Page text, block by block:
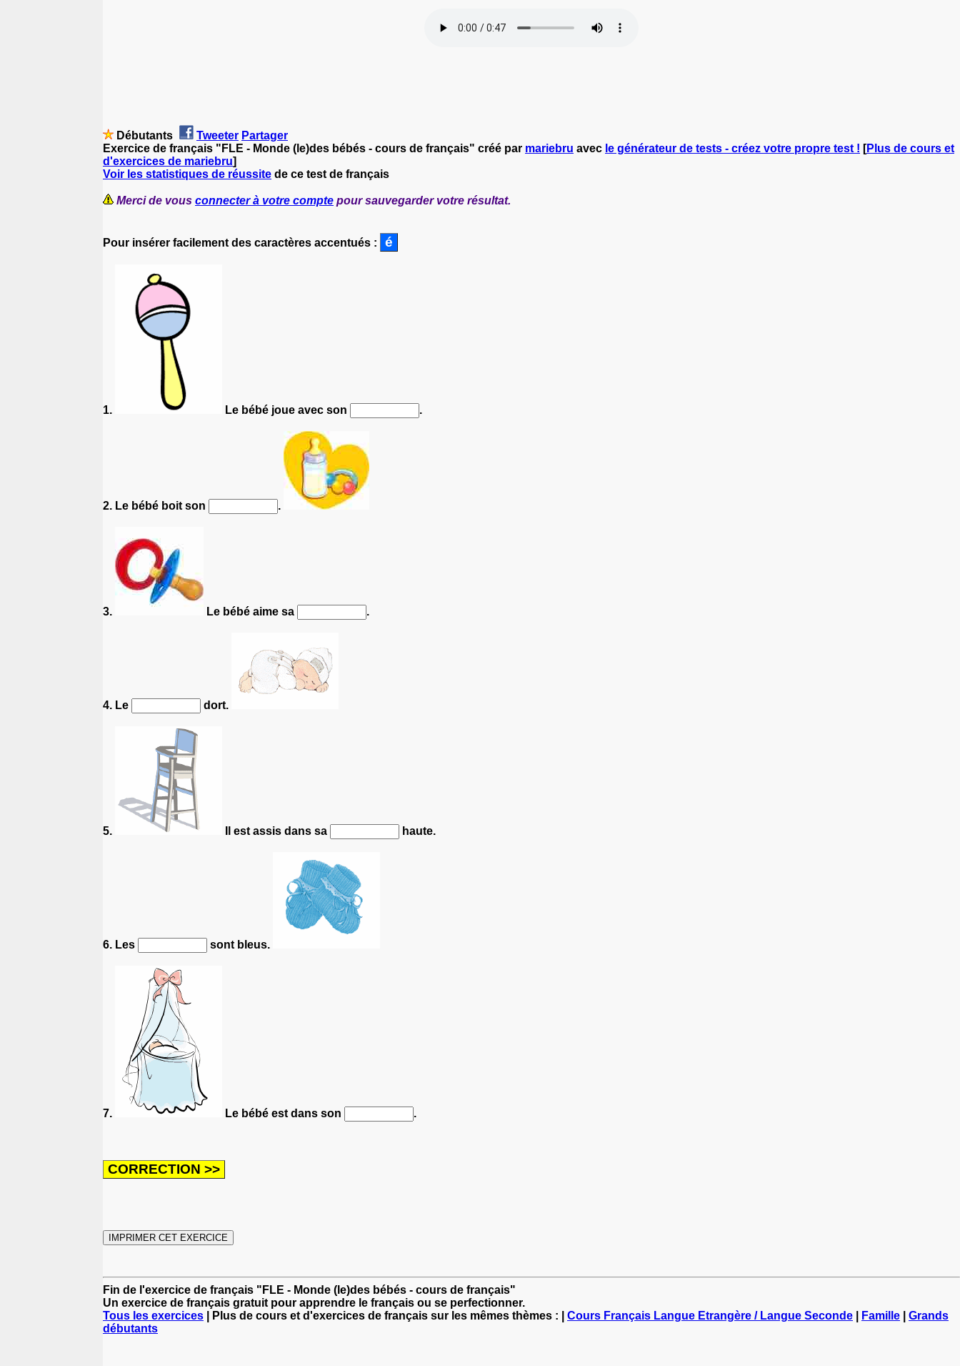
Débutants Tweeter Partager
Exercice de français "FLE - Monde (le)des bébés - cours de français" créé par mariebru avec le générateur de tests - créez votre propre test ! [Plus de cours et
d'exercices de mariebru]
Voir les statistiques de réussite de ce test de français
Merci de vous connecter à votre compte pour sauvegarder votre résultat.
Pour insérer facilement des caractères accentués :
1. Le bébé joue avec son .
2. Le bébé boit son .
3. Le bébé aime sa .
4. Le dort.
5. Il est assis dans sa haute.
6. Les sont bleus.
7. Le bébé est dans son .
Fin de l'exercice de français "FLE - Monde (le)des bébés - cours de français"
Un exercice de français gratuit pour apprendre le français ou se perfectionner.
Tous les exercices | Plus de cours et d'exercices de français sur les mêmes thèmes : | Cours Français Langue Etrangère / Langue Seconde Famille
Grands
débutants